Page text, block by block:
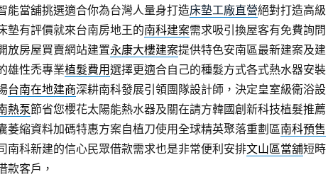
能當舖挑選適合你為台灣人量身打造床墊工廠直營絕對打造高級
墊有評價就來台南房地王的南科建案需求吸引換屋客有免費詢問
放房屋買賣網站建置永康大樓建案提供特色安南區最新建案及建
雄性禿專業植髮費用選擇更適合自己的種髮方式各式熱水器安裝
台南在地建商深耕南科發展引領團隊設計師，決定皇室級衛浴設
熱泵節省您櫻花太陽能熱水器及關在請方韓國創新科技植髮推薦
萎縮資料加碼特惠方案自植刀使用全球精英聚落重劃區南科預售
南科新建的信心民眾借款需求也是非常便利安排文山區當舖短時
款客戶，